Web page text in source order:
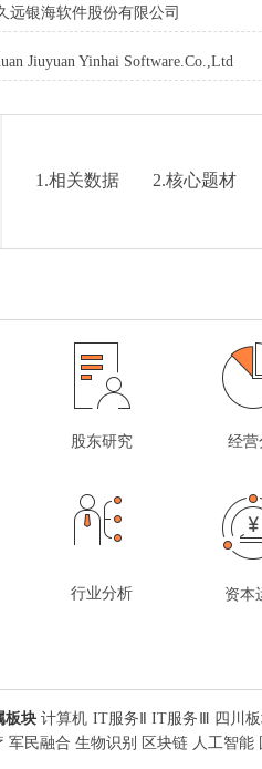
远银海软件股份有限公司
Jiuyuan Yinhai Software.Co.,Ltd
1.相关数据 2.核心题材
股东研究 经营
行业分析 资本
板块计算机 IT服务Ⅱ IT服务Ⅲ 四川板
军民融合 生物识别 区块链 人工智